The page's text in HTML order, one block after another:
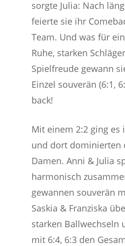
sorgte Julia: Nach
feierte sie ihr
Team. Und was für
Ruhe, starken
Spielfreude gewann
Einzel souverän (6:1,
back!
Mit einem 2:2 ging es
und dort dominierten
Damen. Anni & Julia
harmonisch
gewannen souverän
Saskia & Franziska
starken Ballwechseln
mit 6:4, 6:3 den